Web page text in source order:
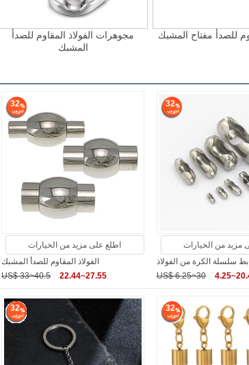
مجوهرات الفولاذ المقاوم للصدأ
المشبك
للصدأ مفتاح المشبك
32
اطلع على مزيد من الخيارات
الفولاذ المقاوم للصدأ المشبك
US$ 33~40.5
22.44~27.55
32
مزيد من الخيارات
سلسلة الكرة من الفولاذ
US$ 6.25~30
32 32